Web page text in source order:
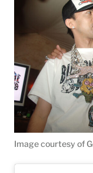
Image courtesy of